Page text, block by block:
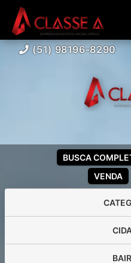
(51) 98196-8290
VENDA
BUSCA